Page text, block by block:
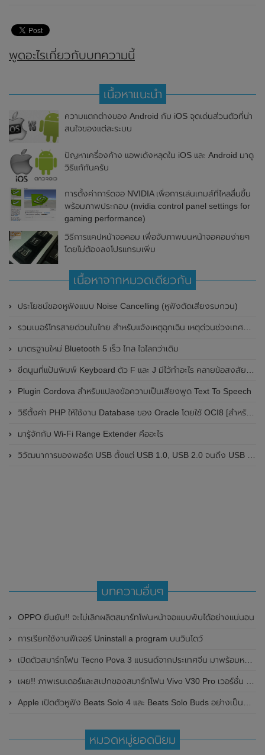
พูดอะไรเกี่ยวกับบทความนี้
เนื้อหาแนะนำ
ความแตกต่างของ Android กับ iOS จุดเด่นส่วนตัวที่น่า
สนใจของแต่ละระบบ
ปัญหาเครื่องค้าง แอพเด้งหลุดใน iOS และ Android มาดู
วิธีแก้กันครับ
การตั้งค่าการ์ดจอ NVIDIA เพื่อการเล่นเกมส์ที่ไหลลื่นขึ้น
พร้อมภาพประกอบ (nvidia control panel settings for
gaming performance)
วิธีการแคปหน้าจอคอม เพื่อจับภาพบนหน้าจอคอมง่ายๆ
โดยไม่ต้องลงโปรแกรมเพิ่ม
เนื้อหาจากหมวดเดียวกัน
ประโยชน์ของหูฟังแบบ Noise Cancelling (หูฟังตัดเสียงรบกวน)
รวมเบอร์โทรสายด่วนในไทย สำหรับแจ้งเหตุฉุกเฉิน เหตุด่วนช่วงเทศกาล เบอร์ธนาคาร และผู้ให้บริการต่างๆ
มาตรฐานใหม่ Bluetooth 5 เร็ว ไกล ไฉไลกว่าเดิม
ขีดนูนที่แป้นพิมพ์ Keyboard ตัว F และ J มีไว้ทำอะไร คลายข้อสงสัย ขีดที่ปุ่มบนคีย์บอร์ดคืออะไร
Plugin Cordova สำหรับแปลงข้อความเป็นเสียงพูด Text To Speech
วิธีตั้งค่า PHP ให้ใช้งาน Database ของ Oracle โดยใช้ OCI8 [สำหรับ Mac OSX]
มารู้จักกับ Wi-Fi Range Extender คืออะไร
วิวัฒนาการของพอร์ต USB ตั้งแต่ USB 1.0, USB 2.0 จนถึง USB 4 ในปัจจุบัน
บทความอื่นๆ
OPPO ยืนยัน!! จะไม่เลิกผลิตสมาร์ทโฟนหน้าจอแบบพับได้อย่างแน่นอน
การเรียกใช้งานฟีเจอร์ Uninstall a program บนวินโดว์
เปิดตัวสมาร์ทโฟน Tecno Pova 3 แบรนด์จากประเทศจีน มาพร้อมหน้าจอ LCD , 90Hz และแบตเตอรี่ขนาดใหญ่ 7,000 mAh
เผย!! ภาพเรนเดอร์และสเปกของสมาร์ทโฟน Vivo V30 Pro เวอร์ชั่น Global วางขายทั่วโลก ก่อนเปิดตัวในเร็วๆนี้
Apple เปิดตัวหูฟัง Beats Solo 4 และ Beats Solo Buds อย่างเป็นทางการแล้ว มาพร้อมแบตเตอรี่ที่สามารถใช้งานได้ยาวนานยิ่งขึ้น
หมวดหมู่ยอดนิยม